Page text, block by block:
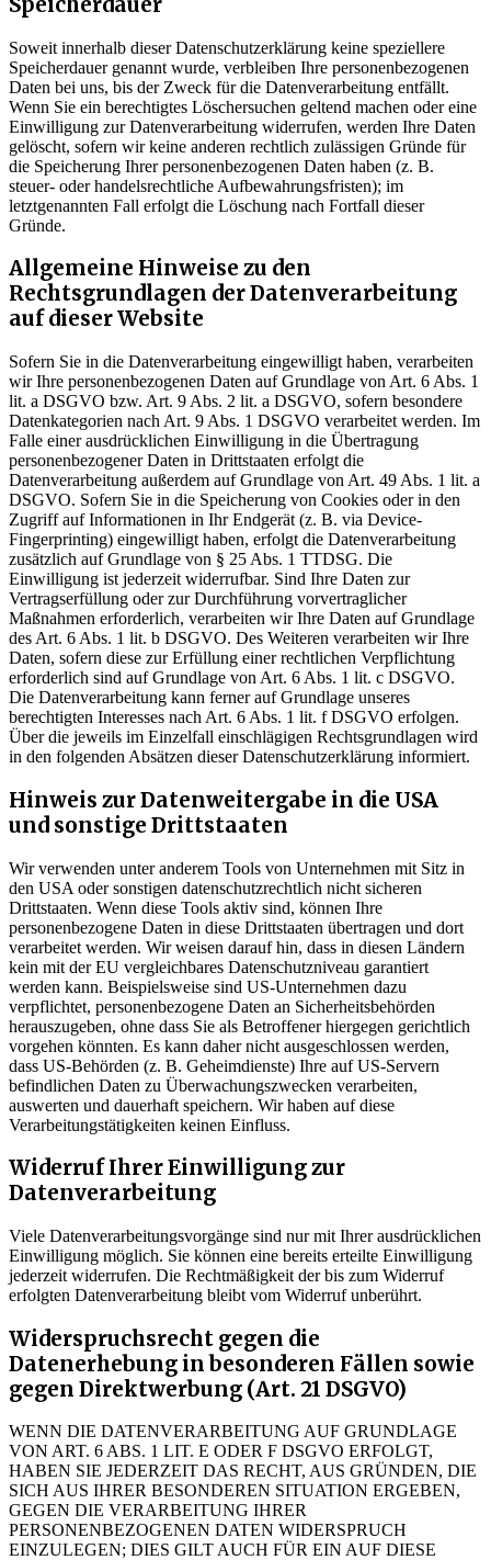
Soweit innerhalb dieser Datenschutzerklärung keine speziellere
Speicherdauer genannt wurde, verbleiben Ihre personenbezogenen
Daten bei uns, bis der Zweck für die Datenverarbeitung entfällt.
Wenn Sie ein berechtigtes Löschersuchen geltend machen oder eine
Einwilligung zur Datenverarbeitung widerrufen, werden Ihre Daten
gelöscht, sofern wir keine anderen rechtlich zulässigen Gründe für
die Speicherung Ihrer personenbezogenen Daten haben (z. B.
steuer- oder handelsrechtliche Aufbewahrungsfristen); im
letztgenannten Fall erfolgt die Löschung nach Fortfall dieser
Gründe.
Allgemeine Hinweise zu den
Rechtsgrundlagen der Datenverarbeitung
auf dieser Website
Sofern Sie in die Datenverarbeitung eingewilligt haben, verarbeiten
wir Ihre personenbezogenen Daten auf Grundlage von Art. 6 Abs. 1
lit. a DSGVO bzw. Art. 9 Abs. 2 lit. a DSGVO, sofern besondere
Datenkategorien nach Art. 9 Abs. 1 DSGVO verarbeitet werden. Im
Falle einer ausdrücklichen Einwilligung in die Übertragung
personenbezogener Daten in Drittstaaten erfolgt die
Datenverarbeitung außerdem auf Grundlage von Art. 49 Abs. 1 lit. a
DSGVO. Sofern Sie in die Speicherung von Cookies oder in den
Zugriff auf Informationen in Ihr Endgerät (z. B. via Device-
Fingerprinting) eingewilligt haben, erfolgt die Datenverarbeitung
zusätzlich auf Grundlage von § 25 Abs. 1 TTDSG. Die
Einwilligung ist jederzeit widerrufbar. Sind Ihre Daten zur
Vertragserfüllung oder zur Durchführung vorvertraglicher
Maßnahmen erforderlich, verarbeiten wir Ihre Daten auf Grundlage
des Art. 6 Abs. 1 lit. b DSGVO. Des Weiteren verarbeiten wir Ihre
Daten, sofern diese zur Erfüllung einer rechtlichen Verpflichtung
erforderlich sind auf Grundlage von Art. 6 Abs. 1 lit. c DSGVO.
Die Datenverarbeitung kann ferner auf Grundlage unseres
berechtigten Interesses nach Art. 6 Abs. 1 lit. f DSGVO erfolgen.
Über die jeweils im Einzelfall einschlägigen Rechtsgrundlagen wird
in den folgenden Absätzen dieser Datenschutzerklärung informiert.
Hinweis zur Datenweitergabe in die USA
und sonstige Drittstaaten
Wir verwenden unter anderem Tools von Unternehmen mit Sitz in
den USA oder sonstigen datenschutzrechtlich nicht sicheren
Drittstaaten. Wenn diese Tools aktiv sind, können Ihre
personenbezogene Daten in diese Drittstaaten übertragen und dort
verarbeitet werden. Wir weisen darauf hin, dass in diesen Ländern
kein mit der EU vergleichbares Datenschutzniveau garantiert
werden kann. Beispielsweise sind US-Unternehmen dazu
verpflichtet, personenbezogene Daten an Sicherheitsbehörden
herauszugeben, ohne dass Sie als Betroffener hiergegen gerichtlich
vorgehen könnten. Es kann daher nicht ausgeschlossen werden,
dass US-Behörden (z. B. Geheimdienste) Ihre auf US-Servern
befindlichen Daten zu Überwachungszwecken verarbeiten,
auswerten und dauerhaft speichern. Wir haben auf diese
Verarbeitungstätigkeiten keinen Einfluss.
Widerruf Ihrer Einwilligung zur
Datenverarbeitung
Viele Datenverarbeitungsvorgänge sind nur mit Ihrer ausdrücklichen
Einwilligung möglich. Sie können eine bereits erteilte Einwilligung
jederzeit widerrufen. Die Rechtmäßigkeit der bis zum Widerruf
erfolgten Datenverarbeitung bleibt vom Widerruf unberührt.
Widerspruchsrecht gegen die
Datenerhebung in besonderen Fällen sowie
gegen Direktwerbung (Art. 21 DSGVO)
WENN DIE DATENVERARBEITUNG AUF GRUNDLAGE
VON ART. 6 ABS. 1 LIT. E ODER F DSGVO ERFOLGT,
HABEN SIE JEDERZEIT DAS RECHT, AUS GRÜNDEN, DIE
SICH AUS IHRER BESONDEREN SITUATION ERGEBEN,
GEGEN DIE VERARBEITUNG IHRER
PERSONENBEZOGENEN DATEN WIDERSPRUCH
EINZULEGEN; DIES GILT AUCH FÜR EIN AUF DIESE